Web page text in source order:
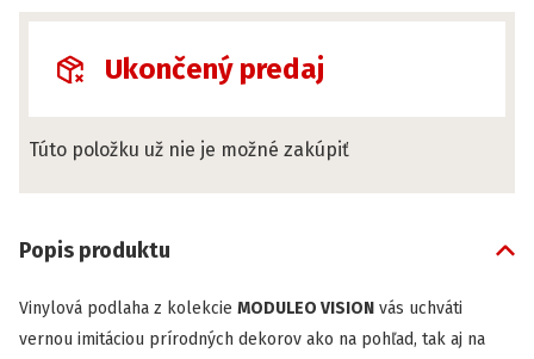
Ukončený predaj
Túto položku už nie je možné zakúpiť
Popis produktu
Vinylová podlaha z kolekcie MODULEO VISION vás uchváti
vernou imitáciou prírodných dekorov ako na pohľad, tak aj na